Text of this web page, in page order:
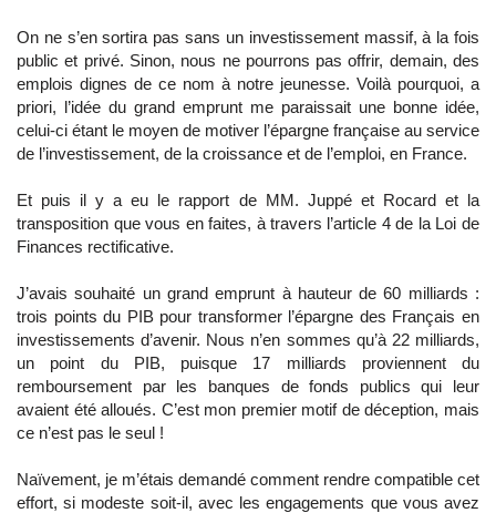
On ne s’en sortira pas sans un investissement massif, à la fois
public et privé. Sinon, nous ne pourrons pas offrir, demain, des
emplois dignes de ce nom à notre jeunesse. Voilà pourquoi, a
priori, l’idée du grand emprunt me paraissait une bonne idée,
celui-ci étant le moyen de motiver l’épargne française au service
de l’investissement, de la croissance et de l’emploi, en France.
Et puis il y a eu le rapport de MM. Juppé et Rocard et la
transposition que vous en faites, à travers l’article 4 de la Loi de
Finances rectificative.
J’avais souhaité un grand emprunt à hauteur de 60 milliards :
trois points du PIB pour transformer l’épargne des Français en
investissements d’avenir. Nous n’en sommes qu’à 22 milliards,
un point du PIB, puisque 17 milliards proviennent du
remboursement par les banques de fonds publics qui leur
avaient été alloués. C’est mon premier motif de déception, mais
ce n’est pas le seul !
Naïvement, je m’étais demandé comment rendre compatible cet
effort, si modeste soit-il, avec les engagements que vous avez